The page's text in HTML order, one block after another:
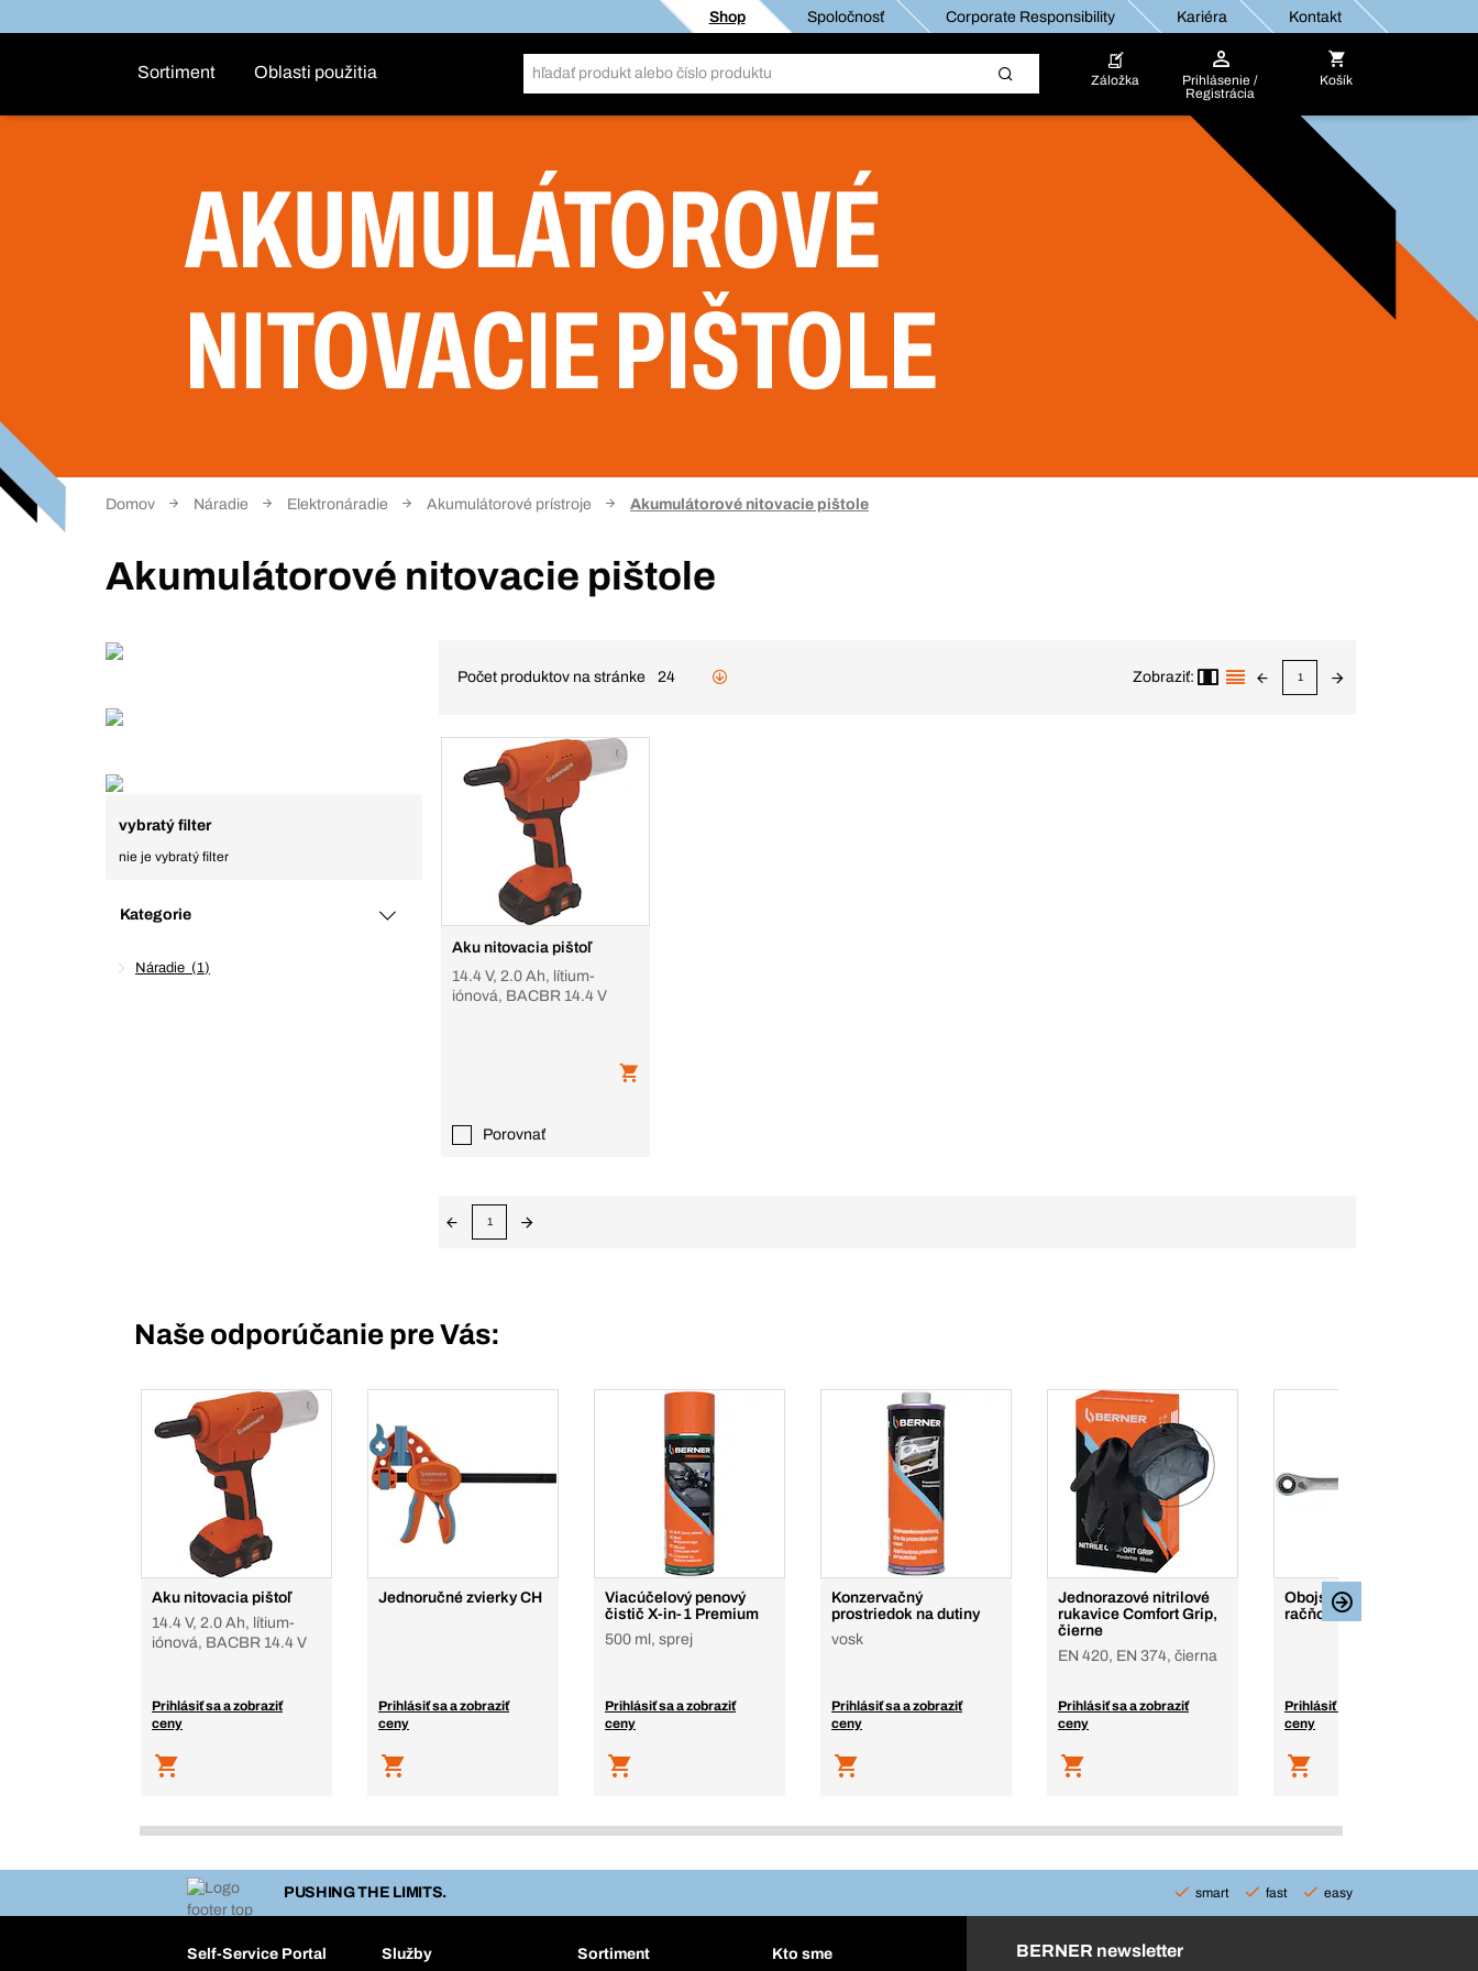
Shop Spoločnosť Corporate Responsibility Kariéra Kontakt
Sortiment Oblasti použitia Záložka
Prihlásenie /
Registrácia
Košík
AKUMULÁTOROVÉ
NITOVACIE PIŠTOLE
Domov Náradie Elektronáradie Akumulátorové prístroje Akumulátorové nitovacie pištole
Akumulátorové nitovacie pištole
vybratý filter
nie je vybratý filter
Kategorie
Náradie 1
Počet produktov na stránke 24 Zobraziť: 1
Aku nitovacia pištoľ
14.4 V, 2.0 Ah, lítium-
iónová, BACBR 14.4 V
Porovnať
1
Naše odporúčanie pre Vás:
Aku nitovacia pištoľ
14.4 V, 2.0 Ah, lítium-
iónová, BACBR 14.4 V
Prihlásiť sa a zobraziť
ceny
Jednoručné zvierky CH
Prihlásiť sa a zobraziť
ceny
Viacúčelový penový
čistič X-in-1 Premium
500 ml, sprej
Prihlásiť sa a zobraziť
ceny
Konzervačný
prostriedok na dutiny
vosk
Prihlásiť sa a zobraziť
ceny
Jednorazové nitrilové
rukavice Comfort Grip,
čierne
EN 420, EN 374, čierna
Prihlásiť sa a zobraziť
ceny
Obojstranné očkové
račňové kľúče 4 v 1
Prihlásiť sa a zobraziť
ceny
PUSHING THE LIMITS. smart fast easy
Self-Service Portal Služby Sortiment Kto sme BERNER newsletter